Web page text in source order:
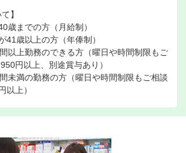
】
歳までの方（月給制）
41歳以上の方（年俸制）
以上勤務のできる方（曜日や時間制限もご
円以上、別途賞与あり）
未満の勤務の方（曜日や時間制限もご相談
以上）